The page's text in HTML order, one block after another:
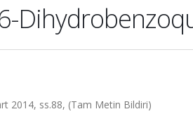
2014, ss.88, (Tam Metin Bildiri)